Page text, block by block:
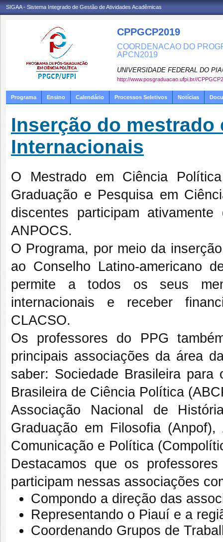
SIGAA - Sistema Integrado de Gestão de Atividades Acadêmicas
CPPGCP2019
COORDENACAO DO
APCN2019
UNIVERSIDADE FEDERAL DO
http://www.posgraduacao.ufpi.br//
Programa Ensino Calendário Processos Seletivos Notícias
Inserção do
Internacionais
O Mestrado em Ciência
Graduação e Pesquisa em
discentes participam
ANPOCS.
O Programa, por meio da
ao Conselho Latino-americano
permite a todos os seus
internacionais e receber
CLACSO.
Os professores do PPG
principais associações da área
saber: Sociedade Brasileira
Brasileira de Ciência Política
Associação Nacional de
Graduação em Filosofia
Comunicação e Política
Destacamos que os
participam nessas associações
Compondo a direção das
Representando o Piauí e a
Coordenando Grupos de